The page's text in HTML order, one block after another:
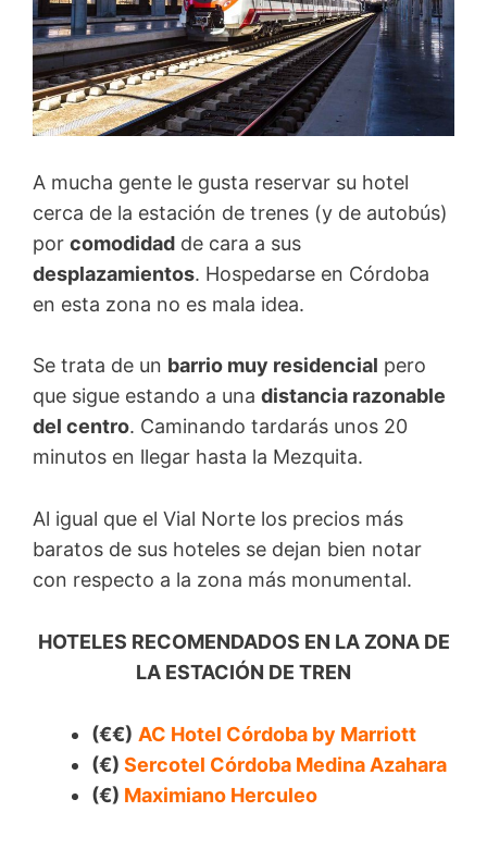
A mucha gente le gusta reservar su hotel
cerca de la estación de trenes (y de autobús)
por comodidad de cara a sus
desplazamientos. Hospedarse en Córdoba
en esta zona no es mala idea.
Se trata de un barrio muy residencial pero
que sigue estando a una distancia razonable
del centro. Caminando tardarás unos 20
minutos en llegar hasta la Mezquita.
Al igual que el Vial Norte los precios más
baratos de sus hoteles se dejan bien notar
con respecto a la zona más monumental.
HOTELES RECOMENDADOS EN LA ZONA DE
LA ESTACIÓN DE TREN
(€€) AC Hotel Córdoba by Marriott
(€) Sercotel Córdoba Medina Azahara
(€) Maximiano Herculeo